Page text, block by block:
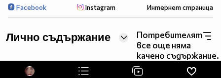
Facebook Instagram Интернет страница
Лично съдържание
Потребителят
все още няма
качено съдържание.